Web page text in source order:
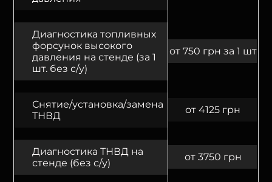
Диагностика топливных
форсунок высокого
давления на стенде (за 1
шт. без с/у)
от 750 грн за 1 шт
Снятие/установка/замена
ТНВД
от 4125 грн
Диагностика ТНВД на
стенде (без с/у)
от 3750 грн